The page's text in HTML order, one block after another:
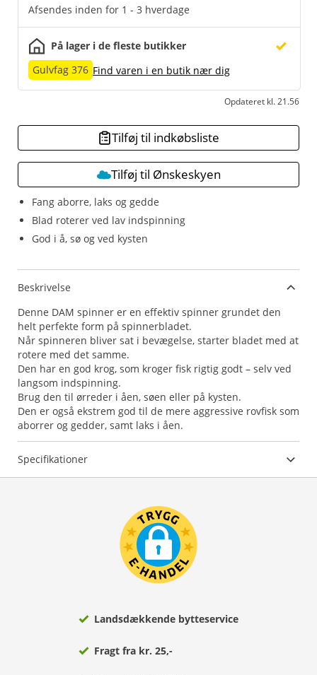
Fang aborre, laks og gedde
Blad roterer ved lav indspinning
God i å, sø og ved kysten
Afsendes inden for 1 - 3 hverdage
På lager i de fleste butikker
Gulvfag 376 Find varen i en butik nær dig
Opdateret kl. 21.56
Tilføj til indkøbsliste
Tilføj til Ønskeskyen
Beskrivelse
Denne DAM spinner er en effektiv spinner grundet den
helt perfekte form på spinnerbladet.
Når spinneren bliver sat i bevægelse, starter bladet med at
rotere med det samme.
Den har en god krog, som kroger fisk rigtig godt – selv ved
langsom indspinning.
Brug den til ørreder i åen, søen eller på kysten.
Den er også ekstrem god til de mere aggressive rovfisk som
aborrer og gedder, samt laks i åen.
Specifikationer
Landsdækkende bytteservice
Fragt fra kr. 25,-